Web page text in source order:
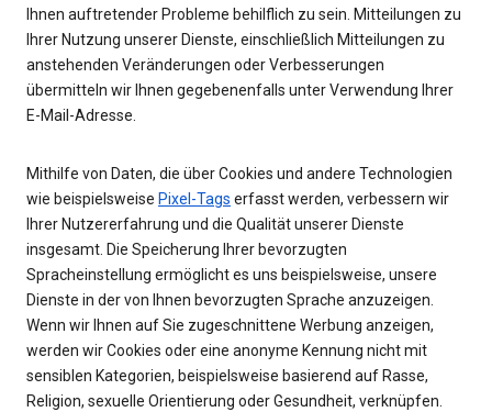
Ihnen auftretender Probleme behilflich zu sein. Mitteilungen zu
Ihrer Nutzung unserer Dienste, einschließlich Mitteilungen zu
anstehenden Veränderungen oder Verbesserungen
übermitteln wir Ihnen gegebenenfalls unter Verwendung Ihrer
E-Mail-Adresse.
Mithilfe von Daten, die über Cookies und andere Technologien
wie beispielsweise Pixel-Tags erfasst werden, verbessern wir
Ihrer Nutzererfahrung und die Qualität unserer Dienste
insgesamt. Die Speicherung Ihrer bevorzugten
Spracheinstellung ermöglicht es uns beispielsweise, unsere
Dienste in der von Ihnen bevorzugten Sprache anzuzeigen.
Wenn wir Ihnen auf Sie zugeschnittene Werbung anzeigen,
werden wir Cookies oder eine anonyme Kennung nicht mit
sensiblen Kategorien, beispielsweise basierend auf Rasse,
Religion, sexuelle Orientierung oder Gesundheit, verknüpfen.